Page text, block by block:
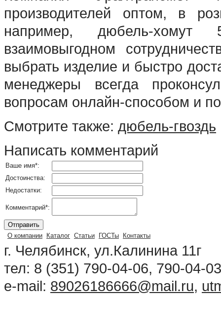
производителей оптом, в
например, дюбель-
взаимовыгодном
выбрать изделие и быстро
менеджеры всегда
вопросам онлайн-способом и
Смотрите также: дюбель-гвоздь
Написать комментарий
Ваше имя*:
Достоинства:
Недостатки:
Комментарий*:
О компании Каталог Статьи ГОСТы Контакты
г. Челябинск, ул.Калинина 11г
тел: 8 (351) 790-04-06, 790-04-
e-mail: 89026186666@mail.ru,